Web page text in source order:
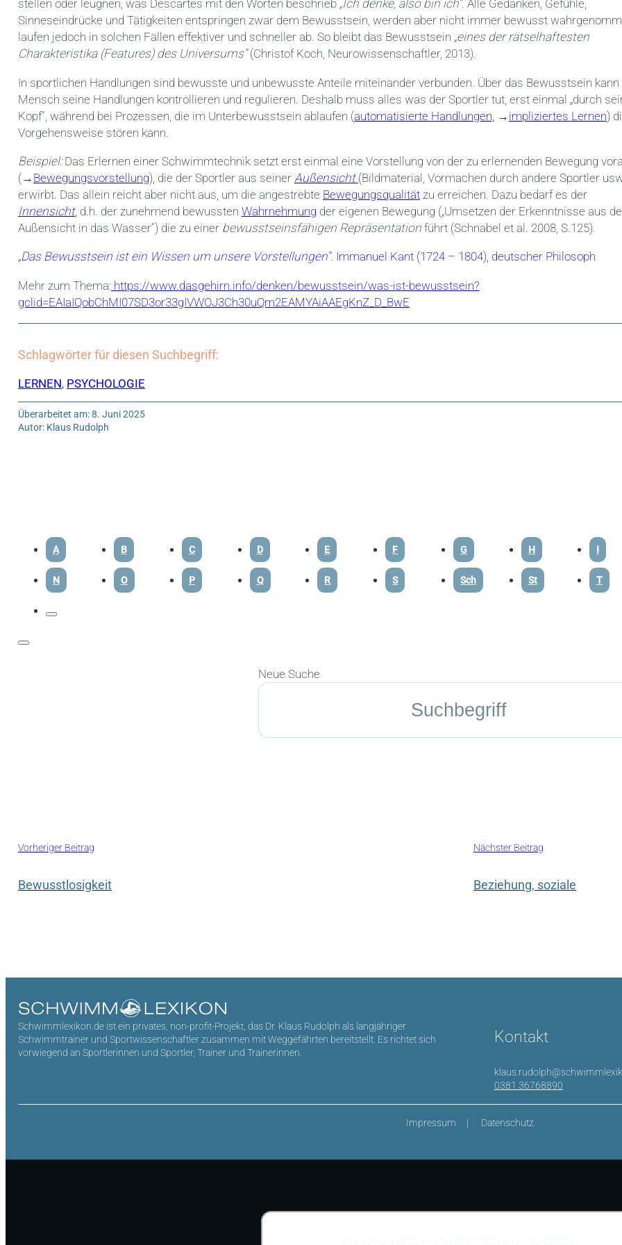
stellen oder leugnen, was Descartes mit den Worten beschrieb „Ich denke, also bin ich“. Alle Gedanken, Gefühle,
Sinneseindrücke und Tätigkeiten entspringen zwar dem Bewusstsein, werden aber nicht immer bewusst
laufen jedoch in solchen Fällen effektiver und schneller ab. So bleibt das Bewusstsein „eines der rätselhaftesten
Charakteristika (Features) des Universums“(Christof Koch, Neurowissenschaftler, 2013).
In sportlichen Handlungen sind bewusste und unbewusste Anteile miteinander verbunden. Über das Bewusstsein kann
Mensch seine Handlungen kontrollieren und regulieren. Deshalb muss alles was der Sportler tut, erst einmal „durch
Kopf“, während bei Prozessen, die im Unterbewusstsein ablaufen (automatisierte Handlungen, → impliziertes Lernen)
Vorgehensweise stören kann.
Beispiel:Das Erlernen einer Schwimmtechnik setzt erst einmal eine Vorstellung von der zu erlernenden Bewegung
(→ Bewegungsvorstellung), die der Sportler aus seiner Außensicht (Bildmaterial, Vormachen durch andere Sportler
erwirbt. Das allein reicht aber nicht aus, um die angestrebte Bewegungsqualitätzu erreichen. Dazu bedarf es der
Innensicht, d.h. der zunehmend bewussten Wahrnehmung der eigenen Bewegung („Umsetzen der Erkenntnisse aus
Außensicht in das Wasser“) die zu einer bewusstseinsfähigen Repräsentation führt (Schnabel et al. 2008, S.125).
„Das Bewusstsein ist ein Wissen um unsere Vorstellungen“. Immanuel Kant (1724 – 1804), deutscher Philosoph
Mehr zum Thema: https://www.dasgehirn.info/denken/bewusstsein/was-ist-bewusstsein?
gclid=EAIaIQobChMI07SD3or33gIVWOJ3Ch30uQm2EAMYAiAAEgKnZ_D_BwE
Schlagwörter für diesen Suchbegriff:
LERNEN, PSYCHOLOGIE
Überarbeitet am: 8. Juni 2025
Autor: Klaus Rudolph
A B C D E F G H I
N O P Q R S Sch St T
Neue Suche
Suchen
Vorheriger Beitrag
Bewusstlosigkeit
Nächster Beitrag
Beziehung, soziale
Schwimmlexikon.de ist ein privates, non-profit-Projekt, das Dr. Klaus Rudolph als langjähriger
Schwimmtrainer und Sportwissenschaftler zusammen mit Weggefährten bereitstellt. Es richtet sich
vorwiegend an Sportlerinnen und Sportler, Trainer und Trainerinnen.
Kontakt
0381 36768890
Impressum Datenschutz
Suchen